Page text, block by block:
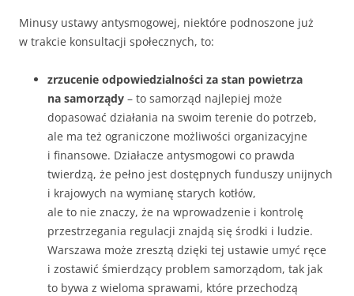
Minusy ustawy antysmogowej, niektóre podnoszone już
w trakcie konsultacji społecznych, to:
zrzucenie odpowiedzialności za stan powietrza
na samorządy – to samorząd najlepiej może
dopasować działania na swoim terenie do potrzeb,
ale ma też ograniczone możliwości organizacyjne
i finansowe. Działacze antysmogowi co prawda
twierdzą, że pełno jest dostępnych funduszy unijnych
i krajowych na wymianę starych kotłów,
ale to nie znaczy, że na wprowadzenie i kontrolę
przestrzegania regulacji znajdą się środki i ludzie.
Warszawa może zresztą dzięki tej ustawie umyć ręce
i zostawić śmierdzący problem samorządom, tak jak
to bywa z wieloma sprawami, które przechodzą